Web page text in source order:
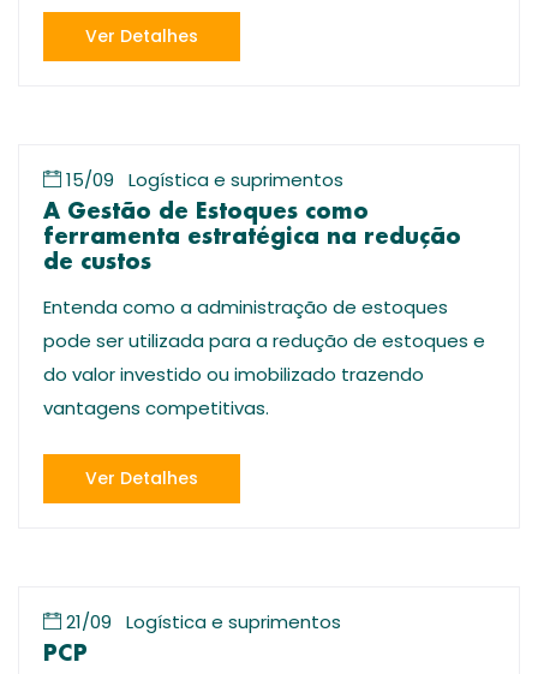
Ver Detalhes
15/09 Logística e suprimentos
A Gestão de Estoques como
ferramenta estratégica na redução
de custos
Entenda como a administração de estoques
pode ser utilizada para a redução de estoques e
do valor investido ou imobilizado trazendo
vantagens competitivas.
Ver Detalhes
21/09 Logística e suprimentos
PCP